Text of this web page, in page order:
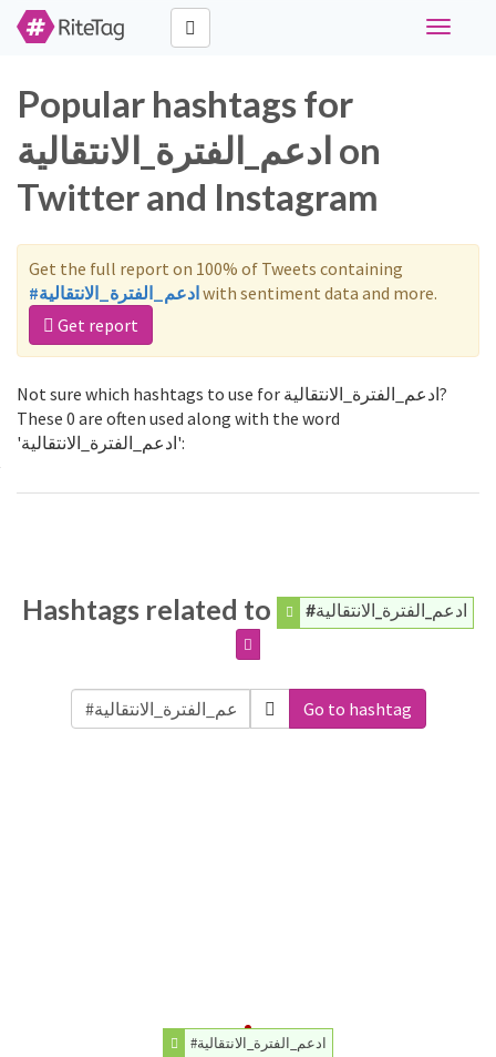
Toggle
Popular hashtags for
ادعم_الفترة_الانتقالية on
Twitter and Instagram
Get the full report on 100% of Tweets containing
#ادعم_الفترة_الانتقاليةwith sentiment data and more.
Get report
Not sure which hashtags to use for ادعم_الفترة_الانتقالية?
These 0 are often used along with the word
'ادعم_الفترة_الانتقالية':
Hashtags related to #ادعم_الفترة_الانتقالية
Go to hashtag
#ادعم_الفترة_الانتقالية